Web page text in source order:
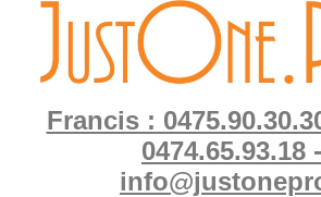
Francis :
0474.65.93.18